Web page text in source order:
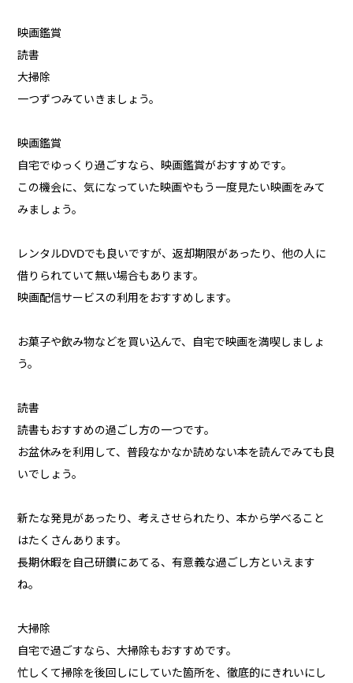
映画鑑賞
読書
大掃除
一つずつみていきましょう。
映画鑑賞
自宅でゆっくり過ごすなら、映画鑑賞がおすすめです。
この機会に、気になっていた映画やもう一度見たい映画をみて
みましょう。
レンタルDVDでも良いですが、返却期限があったり、他の人に
借りられていて無い場合もあります。
映画配信サービスの利用をおすすめします。
お菓子や飲み物などを買い込んで、自宅で映画を満喫しましょ
う。
読書
読書もおすすめの過ごし方の一つです。
お盆休みを利用して、普段なかなか読めない本を読んでみても良
いでしょう。
新たな発見があったり、考えさせられたり、本から学べること
はたくさんあります。
長期休暇を自己研鑽にあてる、有意義な過ごし方といえます
ね。
大掃除
自宅で過ごすなら、大掃除もおすすめです。
忙しくて掃除を後回しにしていた箇所を、徹底的にきれいにし